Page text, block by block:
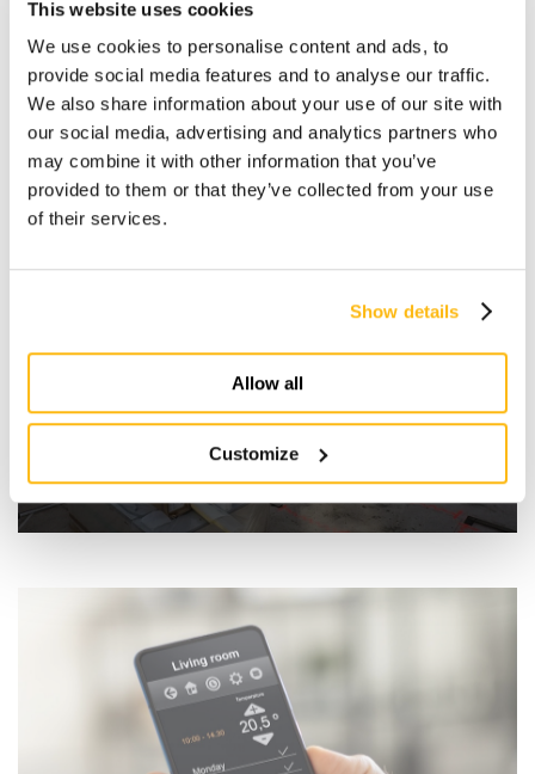
This website uses cookies
We use cookies to personalise content and ads, to
provide social media features and to analyse our traffic.
We also share information about your use of our site with
our social media, advertising and analytics partners who
may combine it with other information that you’ve
provided to them or that they’ve collected from your use
of their services.
Show details
Allow all
Customize
Scopri di più
Tempi di cantiere brevi e certi